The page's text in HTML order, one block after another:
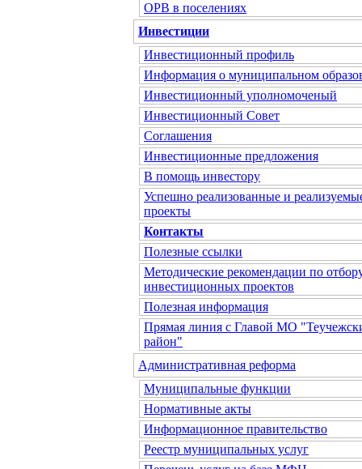
ОРВ в поселениях
Инвестиции
Инвестиционный профиль
Информация о муниципальном
Инвестиционный уполномоченый
Инвестиционный Совет
Соглашения
Инвестиционные предложения
В помощь инвестору
Успешно реализованные и
проекты
Контакты
Полезные ссылки
Методические рекомендации по
инвестиционных проектов
Полезная информация
Прямая линия с Главой МО
район"
Административная реформа
Муниципальные функции
Нормативные акты
Информационное правительство
Реестр муниципальных услуг